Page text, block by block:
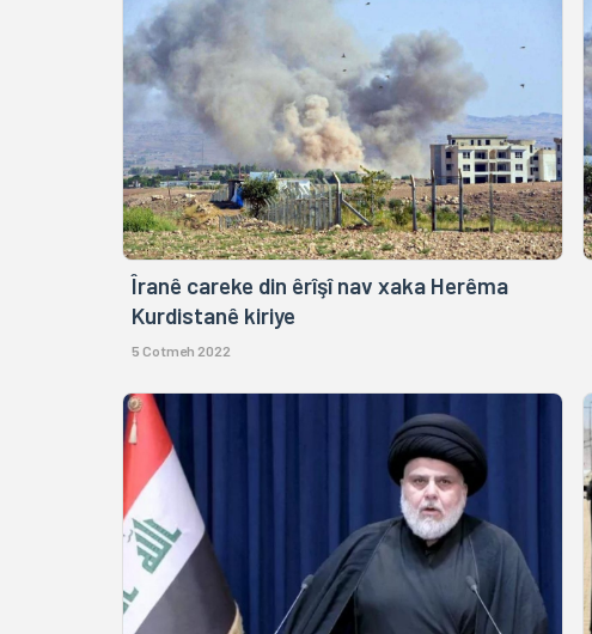
Îranê careke din êrîşî nav xaka Herêma
Kurdistanê kiriye
5 Cotmeh 2022